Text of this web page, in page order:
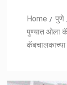
Home
पुणे
पुण्यात ओला
कॅबचालकाच्या